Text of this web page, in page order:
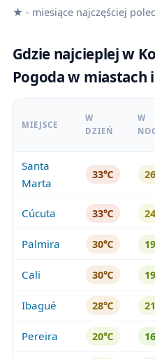
★ - miesiące najczęściej
Gdzie najcieplej w
Pogoda w miastach
MIEJSCE
W
DZIEŃ
W
Santa
Marta
33℃
Cúcuta 33℃
Palmira 30℃
Cali 30℃
Ibagué 28℃
Pereira 20℃